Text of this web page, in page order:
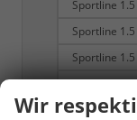
Sportline 1.5
Sportline 1.5
Sportline 1.5
Sportline 1.5
Sportline
Wir